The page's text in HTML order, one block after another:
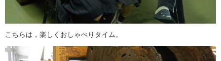
こちらは，楽しくおしゃべりタイム。